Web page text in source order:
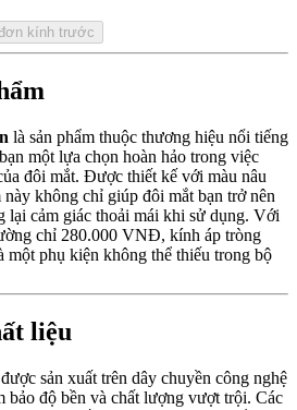
kính trước
là sản phẩm thuộc thương hiệu nổi tiếng
một lựa chọn hoàn hảo trong việc
đôi mắt. Được thiết kế với màu nâu
này không chỉ giúp đôi mắt bạn trở nên
lại cảm giác thoải mái khi sử dụng. Với
chỉ 280.000 VNĐ, kính áp tròng
một phụ kiện không thể thiếu trong bộ
liệu
sản xuất trên dây chuyền công nghệ
bảo độ bền và chất lượng vượt trội. Các